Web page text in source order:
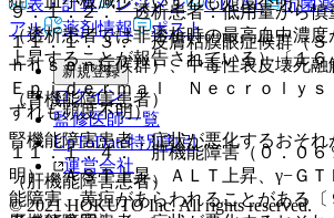
９．１．２． 透析患者：低用量から慎
（透析患者では非透析時の最高血中濃度
上昇することが報告されている）〔１６
（腎機能障害患者）
腎機能障害患者：症状が悪化するおそれ
（肝機能障害患者）
１１．１．３． 皮膚粘膜眼症候群（Ｓ
ｈｎｓｏｎ症候群）、中毒性表皮壊死
Ｅｐｉｄｅｒｍａｌ Ｎｅｃｒｏｌｙｓ
ずれも頻度不明）。
１１．１．４． 肝機能障害（０．０６
明）：ＡＳＴ上昇、ＡＬＴ上昇、γ−Ｇ
能障害、黄疸があらわれることがある〔
アル
薬剤情報 ポスト
新規登録
ログイン
監修医師一覧
UpToDate特別割引
運営会社
© 2021 HOKUTO Inc. All rights reserved.